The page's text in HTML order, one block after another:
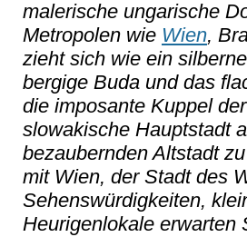
malerische ungarische
Metropolen wie Wien,
zieht sich wie ein
bergige Buda und das
die imposante Kuppel
slowakische Hauptstadt
bezaubernden Altstadt
mit Wien, der Stadt des
Sehenswürdigkeiten,
Heurigenlokale erwarten